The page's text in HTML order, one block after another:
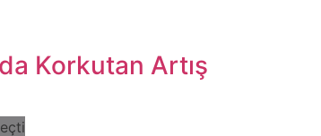
Korkutan Artış